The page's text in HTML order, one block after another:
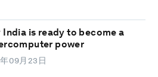
India is ready to become a
power
09月23日